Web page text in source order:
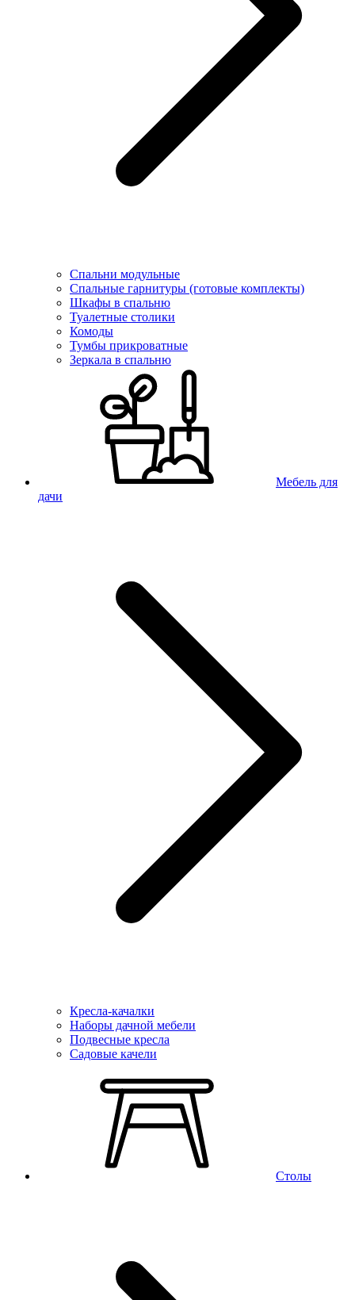
Спальни модульные
Спальные гарнитуры (готовые комплекты)
Шкафы в спальню
Туалетные столики
Комоды
Тумбы прикроватные
Зеркала в спальню
Мебель для
дачи
Кресла-качалки
Наборы дачной мебели
Подвесные кресла
Садовые качели
Столы